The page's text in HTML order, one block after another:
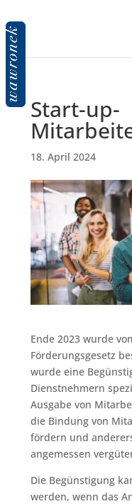
Start-up-
18. April 2024
Ende 2023 wurde
Förderungsgesetz
wurde eine
Dienstnehmern
Ausgabe von
die Bindung von
fördern und
angemessen
Die Begünstigung
werden, wenn das